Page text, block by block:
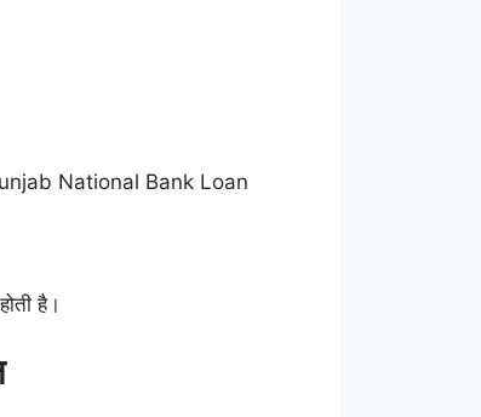
National Bank Loan
है।